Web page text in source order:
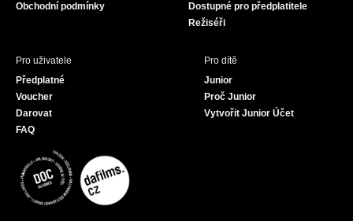
Obchodní podmínky
Dostupné pro předplatitele
Režiséři
Pro uživatele
Předplatné
Voucher
Darovat
FAQ
Pro dítě
Junior
Proč Junior
Vytvořit Junior Účet